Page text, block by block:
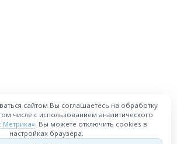
сайтом Вы соглашаетесь на обработку
числе с использованием аналитического
Метрика». Вы можете отключить cookies в
настройках браузера.